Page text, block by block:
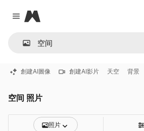
Close menu
Magnific
創建AI圖像 創建AI影片 天空 背景
空间 照片
照片